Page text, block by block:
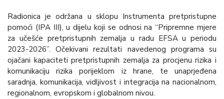
Radionica je održana u sklopu Instrumenta pretpristupne
pomoći (IPA III), u dijelu koji se odnosi na “Pripremne mjere
za učešće pretpristupnih zemalja u radu EFSA u periodu
2023-2026”. Očekivani rezultati navedenog programa su
ojačani kapaciteti pretpristupnih zemalja za procjenu rizika i
komunikaciju rizika porijeklom iz hrane, te unaprjeđena
saradnja, komunikacija, vidljivost i integracija na nacionalnom,
regionalnom, evropskom i globalnom nivou.